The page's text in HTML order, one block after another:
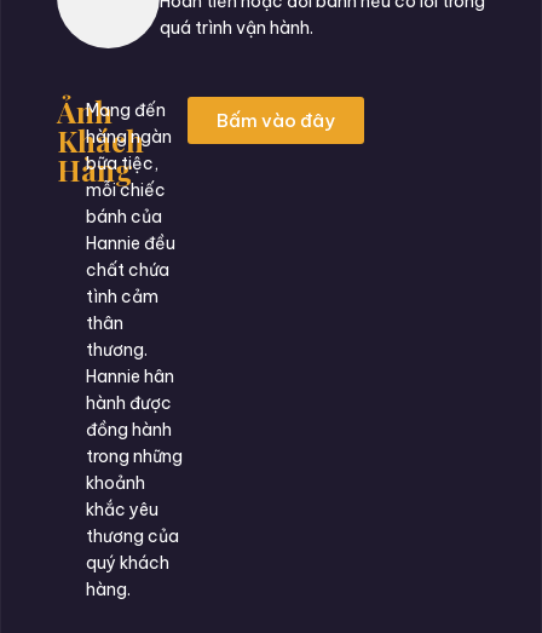
quá trình vận hành.
Ảnh
Khách
Hàng
Mang đến
hàng ngàn
bữa tiệc,
mỗi chiếc
bánh của
Hannie đều
chất chứa
tình cảm
thân
thương.
Hannie hân
hành được
đồng hành
trong những
khoảnh
khắc yêu
thương của
quý khách
hàng.
Bấm vào đây